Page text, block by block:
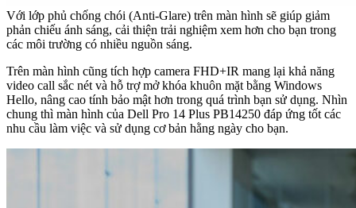
Với lớp phủ chống chói (Anti-Glare) trên màn hình sẽ giúp giảm
phản chiếu ánh sáng, cải thiện trải nghiệm xem hơn cho bạn trong
các môi trường có nhiều nguồn sáng.
Trên màn hình cũng tích hợp camera FHD+IR mang lại khả năng
video call sắc nét và hỗ trợ mở khóa khuôn mặt bằng Windows
Hello, nâng cao tính bảo mật hơn trong quá trình bạn sử dụng. Nhìn
chung thì màn hình của Dell Pro 14 Plus PB14250 đáp ứng tốt các
nhu cầu làm việc và sử dụng cơ bản hằng ngày cho bạn.